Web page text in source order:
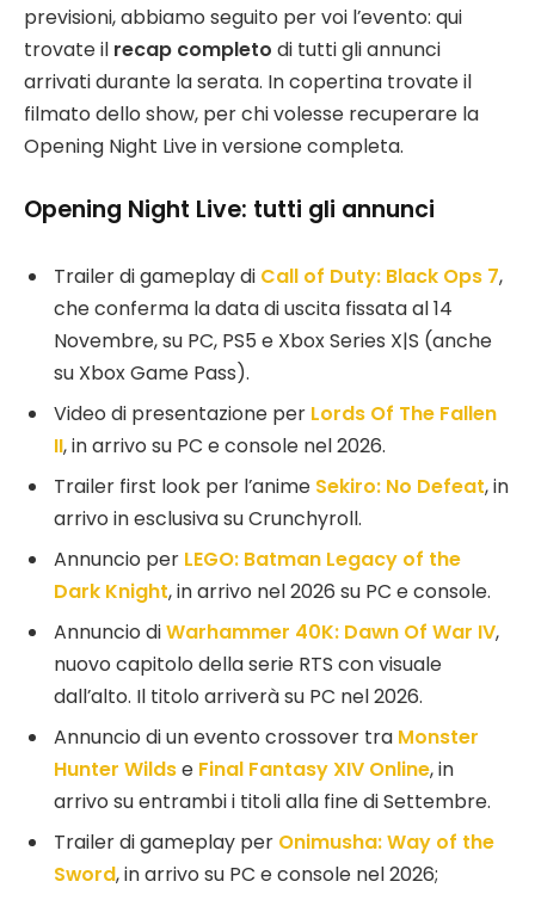
previsioni, abbiamo seguito per voi l’evento: qui
trovate il recap completo di tutti gli annunci
arrivati durante la serata. In copertina trovate il
filmato dello show, per chi volesse recuperare la
Opening Night Live in versione completa.
Opening Night Live: tutti gli annunci
Trailer di gameplay di Call of Duty: Black Ops 7,
che conferma la data di uscita fissata al 14
Novembre, su PC, PS5 e Xbox Series X|S (anche
su Xbox Game Pass).
Video di presentazione per Lords Of The Fallen
II, in arrivo su PC e console nel 2026.
Trailer first look per l’anime Sekiro: No Defeat, in
arrivo in esclusiva su Crunchyroll.
Annuncio per LEGO: Batman Legacy of the
Dark Knight, in arrivo nel 2026 su PC e console.
Annuncio diWarhammer 40K: Dawn Of War IV,
nuovo capitolo della serie RTS con visuale
dall’alto. Il titolo arriverà su PC nel 2026.
Annuncio di un evento crossover tra Monster
Hunter Wildse Final Fantasy XIV Online, in
arrivo su entrambi i titoli alla fine di Settembre.
Trailer di gameplay per Onimusha: Way of the
Sword,in arrivo su PC e console nel 2026;